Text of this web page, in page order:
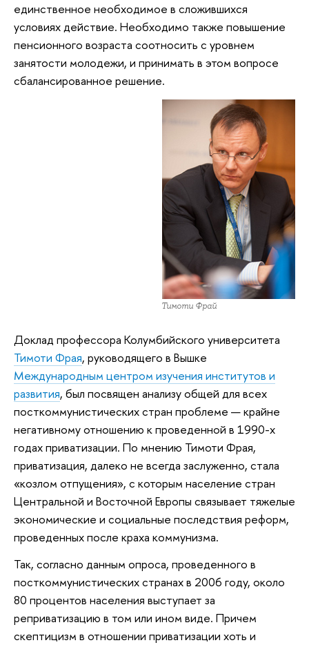
единственное необходимое в сложившихся
условиях действие. Необходимо также повышение
пенсионного возраста соотносить с уровнем
занятости молодежи, и принимать в этом вопросе
сбалансированное решение.
Тимоти Фрай
Доклад профессора Колумбийского университета
Тимоти Фрая, руководящего в Вышке
Международным центром изучения институтов и
развития, был посвящен анализу общей для всех
посткоммунистических стран проблеме — крайне
негативному отношению к проведенной в 1990-х
годах приватизации. По мнению Тимоти Фрая,
приватизация, далеко не всегда заслуженно, стала
«козлом отпущения», с которым население стран
Центральной и Восточной Европы связывает тяжелые
экономические и социальные последствия реформ,
проведенных после краха коммунизма.
Так, согласно данным опроса, проведенного в
посткоммунистических странах в 2006 году, около
80 процентов населения выступает за
реприватизацию в том или ином виде. Причем
скептицизм в отношении приватизации хоть и